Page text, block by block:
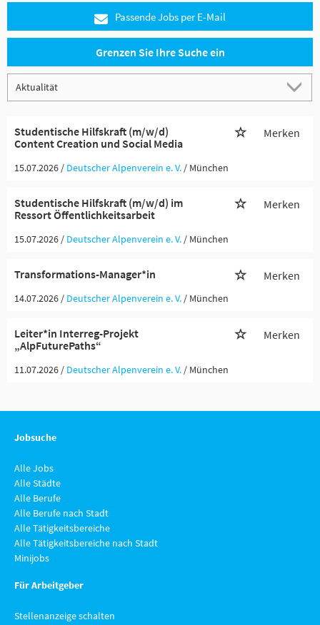
Passende Jobs per E-Mail
Grenzen Sie Ihre Suche ein
Studentische Hilfskraft (m/w/d)
Content Creation und Social Media
Merken
15.07.2026 / Deutscher Alpenverein e. V. / München
Studentische Hilfskraft (m/w/d) im
Ressort Öffentlichkeitsarbeit
Merken
15.07.2026 / Deutscher Alpenverein e. V. / München
Transformations-Manager*in Merken
14.07.2026 / Deutscher Alpenverein e. V. / München
Leiter*in Interreg-Projekt
„AlpFuturePaths“
Merken
11.07.2026 / Deutscher Alpenverein e. V. / München
Jobsuche
Alle Jobs
Alle Städte
Alle Berufe
Alle Berufe nach Stadt
Alle Tätigkeitsbereiche
Alle Tätigkeitsbereiche nach Stadt
Minijobs
Für Arbeitgeber
Stellenanzeige schalten